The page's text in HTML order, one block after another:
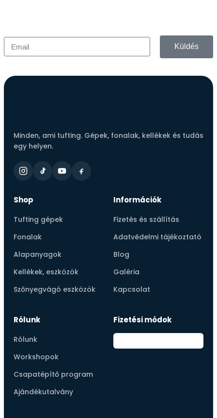
Küldés
Minden, ami tufting. Gépek, fonalak, kellékek és tudás
egy helyen.
Shop
Tufting gépek
Fonalak
Alapanyagok
Kellékek, eszközök
Szőnyegvágó eszközök
Információk
Fizetés és szállítás
Adatvédelmi tájékoztató
Blog
Galéria
Kapcsolat
Rólunk
Rólunk
Workshopok
Csapatépítő program
Ajándékutalvány
Fizetési módok